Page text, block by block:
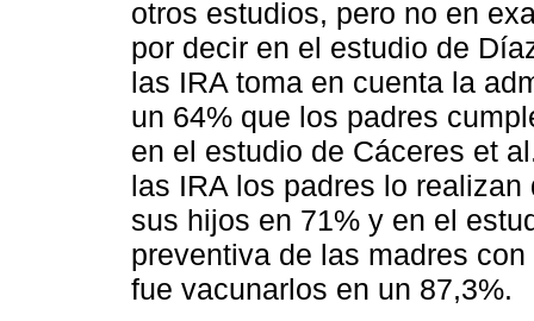
otros estudios, pero no en
por decir en el estudio de
las IRA toma en cuenta la
un 64% que los padres
en el estudio de Cáceres et
las IRA los padres lo
sus hijos en 71% y en el
preventiva de las madres
fue vacunarlos en un 87,3%.